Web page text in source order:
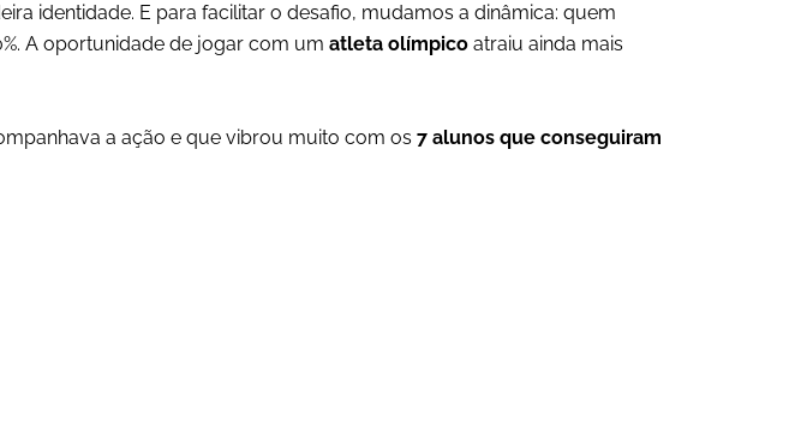
identidade. E para facilitar o desafio, mudamos a dinâmica: quem
A oportunidade de jogar com um atleta olímpico atraiu ainda mais
a ação e que vibrou muito com os 7 alunos que conseguiram